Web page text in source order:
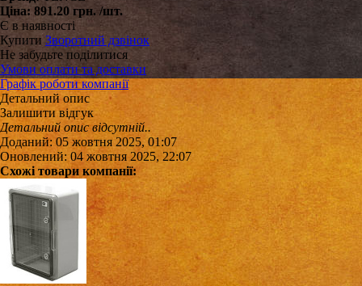
Ціна: 891.20 грн. /шт.
Є в наявності
Купити Зворотний дзвінок
Не забудьте поділитися
Умови оплати та доставки
Графік роботи компанії
Детальний опис
Залишити відгук
Детальний опис відсутній..
Доданий: 05 жовтня 2025, 01:07
Оновлений: 04 жовтня 2025, 22:07
Схожі товари компанії: